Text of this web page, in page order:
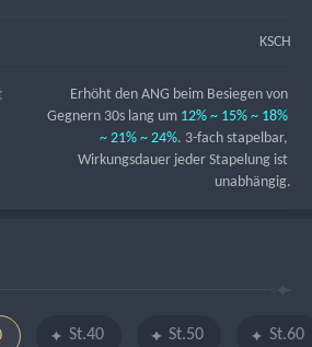
KSCH
Erhöht den ANG beim Besiegen von
Gegnern 30s lang um 12% ~ 15% ~ 18%
~ 21% ~ 24%. 3-fach stapelbar,
Wirkungsdauer jeder Stapelung ist
unabhängig.
St.40 St.50 St.60